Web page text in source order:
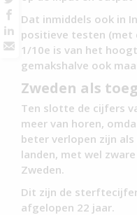
Dat inmiddels ook in
positieve testen (met
1/10e is van het
gemakshalve ook
Zweden als
Ten slotte de cijfers
meer van horen,
beter verlopen zijn
landen, met wel
Zweden.
Dit zijn de
afgelopen 22 jaar.